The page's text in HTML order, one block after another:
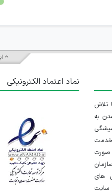
شد و با تلاش
به
خدمت
صورت
های
سایت
نماد اعتماد الکترونیکی